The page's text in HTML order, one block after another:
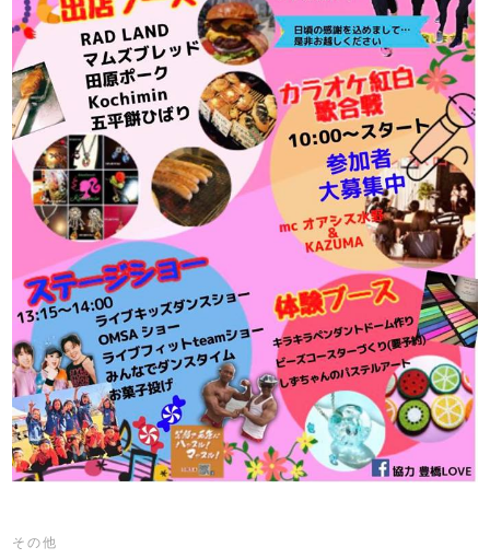
その他